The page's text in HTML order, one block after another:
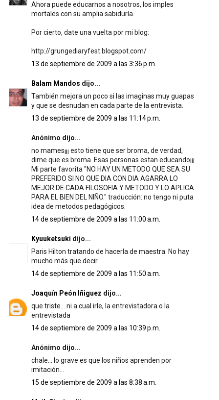
Ahora puede educarnos a nosotros, los imples
mortales con su amplia sabiduría.
Por cierto, date una vuelta por mi blog:
http://grungediaryfest.blogspot.com/
13 de septiembre de 2009 a las 3:36 p.m.
Balam Mandos dijo...
También mejora un poco si las imaginas muy guapas
y que se desnudan en cada parte de la entrevista.
13 de septiembre de 2009 a las 11:14 p.m.
Anónimo dijo...
no mames¡¡¡ esto tiene que ser broma, de verdad,
dime que es broma. Esas personas estan educando¡¡¡
Mi parte favorita "NO HAY UN METODO QUE SEA SU
PREFERIDO SI NO QUE DIA CON DIA AGARRA LO
MEJOR DE CADA FILOSOFIA Y METODO Y LO APLICA
PARA EL BIEN DEL NIÑO." traducción: no tengo ni puta
idea de metodos pedagógicos.
14 de septiembre de 2009 a las 11:00 a.m.
Kyuuketsuki dijo...
Paris Hilton tratando de hacerla de maestra. No hay
mucho más que decir.
14 de septiembre de 2009 a las 11:50 a.m.
Joaquín Peón Iñiguez dijo...
que triste... ni a cual irle, la entrevistadora o la
entrevistada
14 de septiembre de 2009 a las 10:39 p.m.
Anónimo dijo...
chale... lo grave es que los niños aprenden por
imitación...
15 de septiembre de 2009 a las 8:38 a.m.